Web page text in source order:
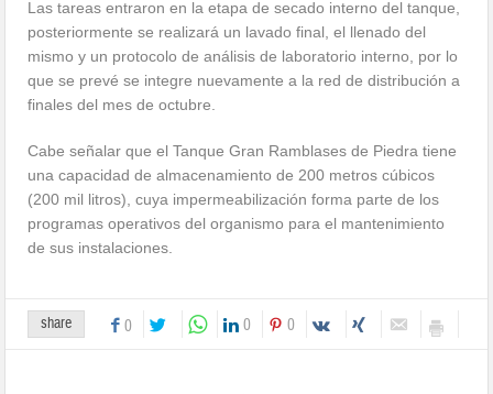
Las tareas entraron en la etapa de secado interno del tanque,
posteriormente se realizará un lavado final, el llenado del
mismo y un protocolo de análisis de laboratorio interno, por lo
que se prevé se integre nuevamente a la red de distribución a
finales del mes de octubre.
Cabe señalar que el Tanque Gran Ramblases de Piedra tiene
una capacidad de almacenamiento de 200 metros cúbicos
(200 mil litros), cuya impermeabilización forma parte de los
programas operativos del organismo para el mantenimiento
de sus instalaciones.
share 0 0 0